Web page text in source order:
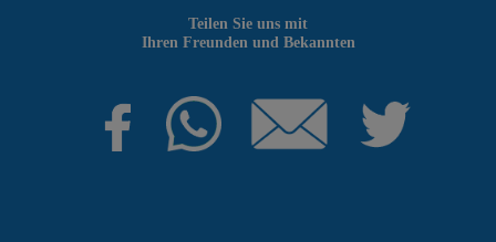
Teilen Sie uns mit
Ihren Freunden und Bekannten